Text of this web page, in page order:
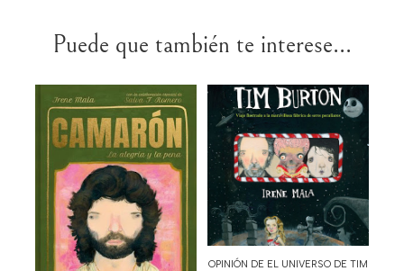
Puede que también te interese...
OPINIÓN DE EL UNIVERSO DE TIM